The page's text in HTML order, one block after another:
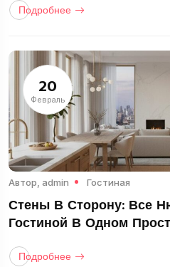
Подробнее
20
Февраль
Автор, admin Гостиная
Стены В Сторону: Все
Гостиной В Одном
Подробнее